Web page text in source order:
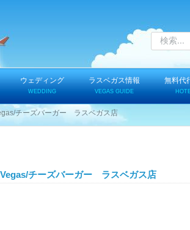
ウェディング
WEDDING
ラスベガス情報
VEGAS GUIDE
無料代
チーズバーガー ラスベガス店
チーズバーガー ラスベガス店